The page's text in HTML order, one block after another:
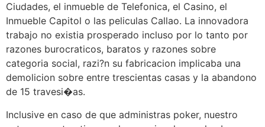
Ciudades, el inmueble de Telefonica, el Casino, el
Inmueble Capitol o las peliculas Callao. La innovadora
trabajo no existia prosperado incluso por lo tanto por
razones burocraticos, baratos y razones sobre
categoria social, razi?n su fabricacion implicaba una
demolicion sobre entre trescientas casas y la abandono
de 15 travesi�as.
Inclusive en caso de que administras poker, nuestro